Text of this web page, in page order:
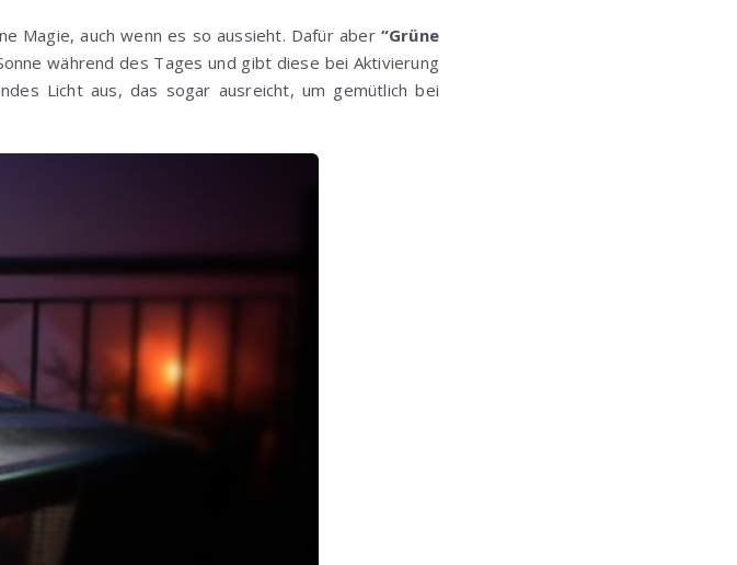
Magie, auch wenn es so aussieht. Dafür aber “Grüne
während des Tages und gibt diese bei Aktivierung
Licht aus, das sogar ausreicht, um gemütlich bei